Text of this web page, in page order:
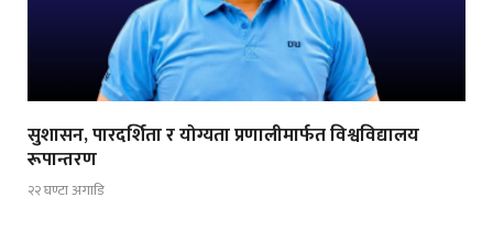
सुशासन, पारदर्शिता र योग्यता प्रणालीमार्फत विश्वविद्यालय
रूपान्तरण
२२ घण्टा अगाडि